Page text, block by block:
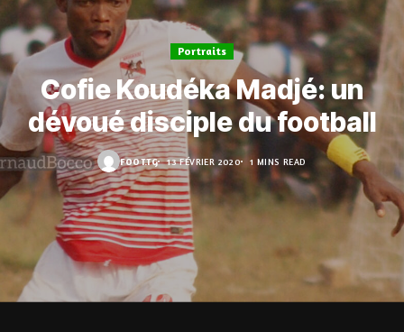
Portraits
Cofie Koudéka Madjé: un
dévoué disciple du football
FOOT.TG 13 FÉVRIER 2020 1 MINS READ